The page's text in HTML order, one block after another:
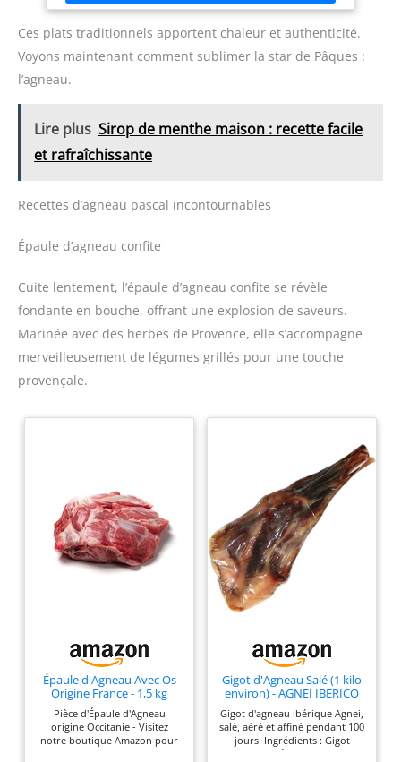
Ces plats traditionnels apportent chaleur et authenticité.
Voyons maintenant comment sublimer la star de Pâques :
l’agneau.
Lire plus Sirop de menthe maison : recette facile
et rafraîchissante
Recettes d’agneau pascal incontournables
Épaule d’agneau confite
Cuite lentement, l’épaule d’agneau confite se révèle
fondante en bouche, offrant une explosion de saveurs.
Marinée avec des herbes de Provence, elle s’accompagne
merveilleusement de légumes grillés pour une touche
provençale.
Épaule d'Agneau Avec Os
Origine France - 1,5 kg
Pièce d'Épaule d'Agneau
origine Occitanie - Visitez
notre boutique Amazon pour
Gigot d'Agneau Salé (1 kilo
environ) - AGNEI IBERICO
Gigot d'agneau ibérique Agnei,
salé, aéré et affiné pendant 100
jours. Ingrédients : Gigot
d'agneau ibérique Agnei, sel,